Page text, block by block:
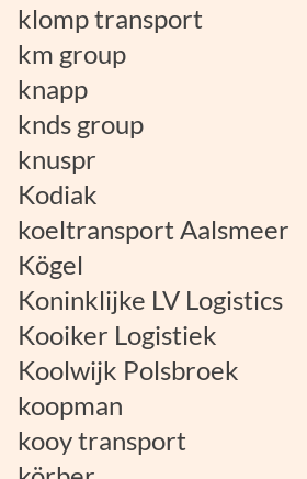
klomp transport
km group
knapp
knds group
knuspr
Kodiak
koeltransport Aalsmeer
Kögel
Koninklijke LV Logistics
Kooiker Logistiek
Koolwijk Polsbroek
koopman
kooy transport